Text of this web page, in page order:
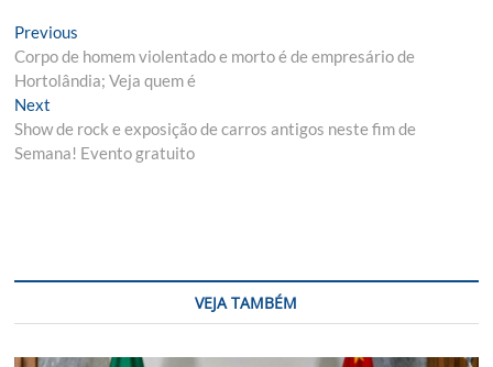
Navegação
de
Post
Previous
post:
Corpo de homem violentado e morto é de empresário de
Hortolândia; Veja quem é
Next
post:
Show de rock e exposição de carros antigos neste fim de
Semana! Evento gratuito
VEJA TAMBÉM